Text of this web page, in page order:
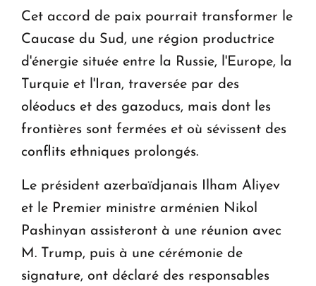
Cet accord de paix pourrait transformer le
Caucase du Sud, une région productrice
d'énergie située entre la Russie, l'Europe, la
Turquie et l'Iran, traversée par des
oléoducs et des gazoducs, mais dont les
frontières sont fermées et où sévissent des
conflits ethniques prolongés.
Le président azerbaïdjanais Ilham Aliyev
et le Premier ministre arménien Nikol
Pashinyan assisteront à une réunion avec
M. Trump, puis à une cérémonie de
signature, ont déclaré des responsables